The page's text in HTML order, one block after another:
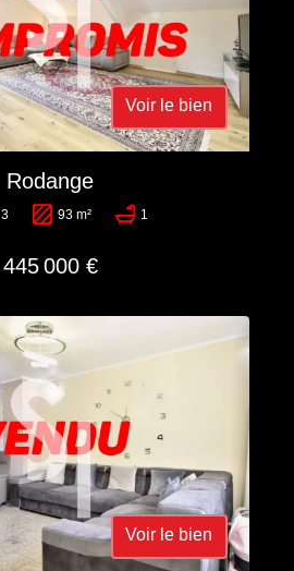
Voir le bien
Rodange
3 93 m² 1
445 000 €
Voir le bien